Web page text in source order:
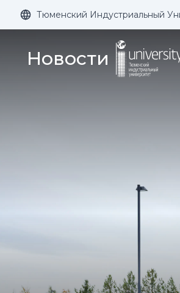
Размер шрифта:
Тюменский Индустриальный
Новости